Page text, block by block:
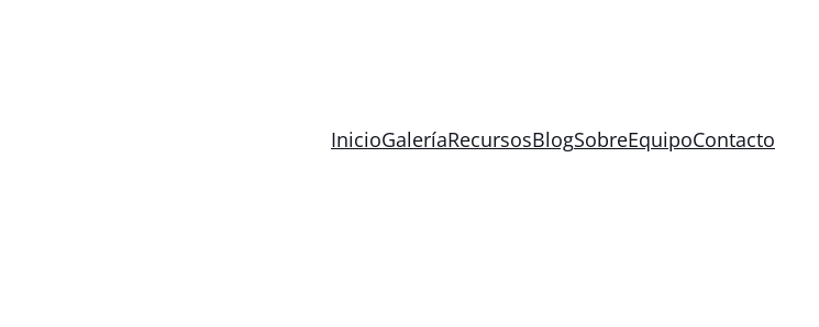
InicioGaleríaRecursosBlogSobreEquipoContacto